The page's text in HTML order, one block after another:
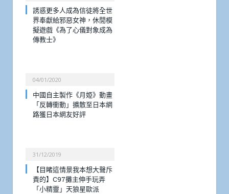
誘惑更多人成為信徒將全世
界奉獻給邪惡女神，休閒模
擬遊戲《為了心儀對象成為
傳教士》
04/01/2020
中國自主製作《月姫》動畫
「反轉衝動」擴散至日本網
路獲日本網友好評
31/12/2019
【目睹這情景我本想大聲斥
責的】C97攤主伸手玩弄
「小精靈」天狼星歐派